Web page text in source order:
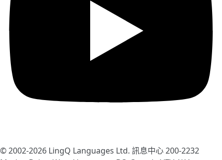
© 2002-2026 LingQ Languages Ltd. 訊息中心 200-2232